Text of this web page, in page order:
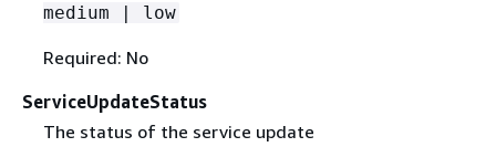
medium | low
Required: No
ServiceUpdateStatus
The status of the service update